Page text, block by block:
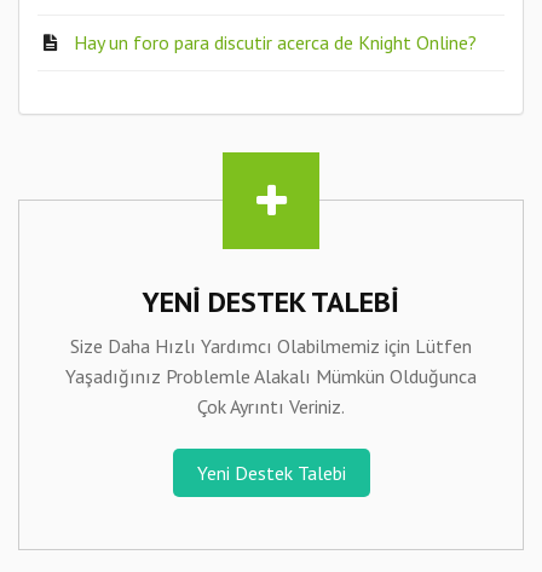
Hay un foro para discutir acerca de Knight Online?
YENI DESTEK TALEBI
Size Daha Hızlı Yardımcı Olabilmemiz için Lütfen
Yaşadığınız Problemle Alakalı Mümkün Olduğunca
Çok Ayrıntı Veriniz.
Yeni Destek Talebi